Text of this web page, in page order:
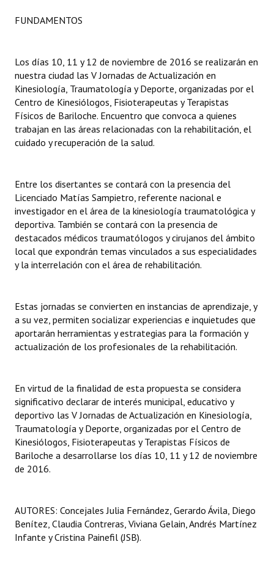
Informes de Unidad Coordinadora
Actas de Audiencias Públicas
NORMATIVA
Comunicaciones
Resoluciones
Resoluciones de Presidencia
INSTITUCIONAL
Antiguos Pobladores
Registros y Distinciones
Datos Históricos
Audiencias Públicas - Registro
Mujeres que Dejaron Huellas - Registro
Periodistas Decanos - Registro
Ciudadano Ilustre - Registro
Huéspedes de Honor - Registro
Antiguos Pobladores - Registro
FUNDAMENTOS
Los días 10, 11 y 12 de noviembre de 2016 se realizarán en
nuestra ciudad las V Jornadas de Actualización en
Kinesiología, Traumatología y Deporte, organizadas por el
Centro de Kinesiólogos, Fisioterapeutas y Terapistas
Físicos de Bariloche. Encuentro que convoca a quienes
trabajan en las áreas relacionadas con la rehabilitación, el
cuidado y recuperación de la salud.
Entre los disertantes se contará con la presencia del
Licenciado Matías Sampietro, referente nacional e
investigador en el área de la kinesiología traumatológica y
deportiva. También se contará con la presencia de
destacados médicos traumatólogos y cirujanos del ámbito
local que expondrán temas vinculados a sus especialidades
y la interrelación con el área de rehabilitación.
Estas jornadas se convierten en instancias de aprendizaje, y
a su vez, permiten socializar experiencias e inquietudes que
aportarán herramientas y estrategias para la formación y
actualización de los profesionales de la rehabilitación.
En virtud de la finalidad de esta propuesta se considera
significativo declarar de interés municipal, educativo y
deportivo las V Jornadas de Actualización en Kinesiología,
Traumatología y Deporte, organizadas por el Centro de
Kinesiólogos, Fisioterapeutas y Terapistas Físicos de
Bariloche a desarrollarse los días 10, 11 y 12 de noviembre
de 2016.
AUTORES: Concejales Julia Fernández, Gerardo Ávila, Diego
Benítez, Claudia Contreras, Viviana Gelain, Andrés Martínez
Infante y Cristina Painefil (JSB).